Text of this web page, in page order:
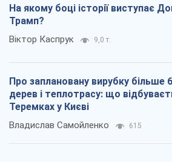
На якому боці історії виступає
Трамп?
Віктор Каспрук 9,0 т.
Про заплановану вирубку більше
дерев і теплотрасу: що
Теремках у Києві
Владислав Самойленко 615